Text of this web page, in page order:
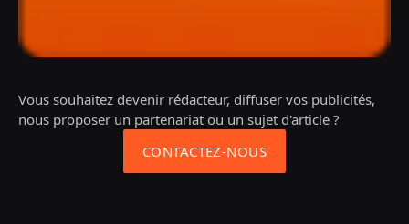
Vous souhaitez devenir rédacteur, diffuser vos publicités,
nous proposer un partenariat ou un sujet d'article ?
CONTACTEZ-NOUS